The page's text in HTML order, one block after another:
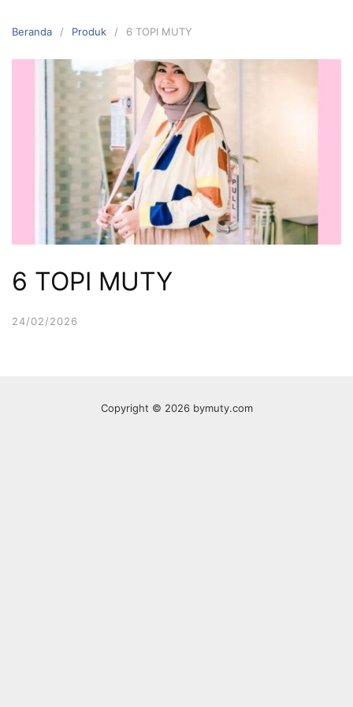
keBeranda Produk 6 TOPI MUTY
6 TOPI MUTY
24/02/2026
Copyright © 2026 bymuty.com